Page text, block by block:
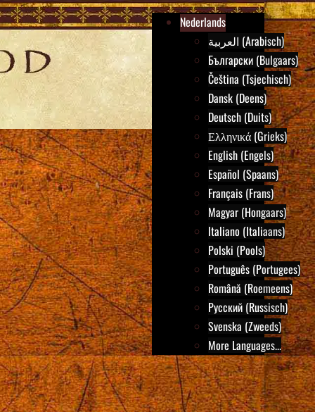
Nederlands
العربية (Arabisch)
Български (Bulgaars)
Čeština (Tsjechisch)
Dansk (Deens)
Deutsch (Duits)
Ελληνικά (Grieks)
English (Engels)
Español (Spaans)
Français (Frans)
Magyar (Hongaars)
Italiano (Italiaans)
Polski (Pools)
Português (Portugees)
Română (Roemeens)
Русский (Russisch)
Svenska (Zweeds)
More Languages...